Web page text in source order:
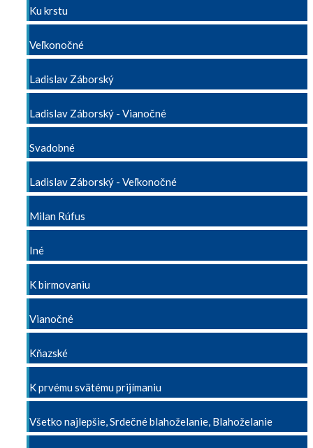
Ku krstu
Veľkonočné
Ladislav Záborský
Ladislav Záborský - Vianočné
Svadobné
Ladislav Záborský - Veľkonočné
Milan Rúfus
Iné
K birmovaniu
Vianočné
Kňazské
K prvému svätému prijímaniu
Všetko najlepšie, Srdečné blahoželanie, Blahoželanie